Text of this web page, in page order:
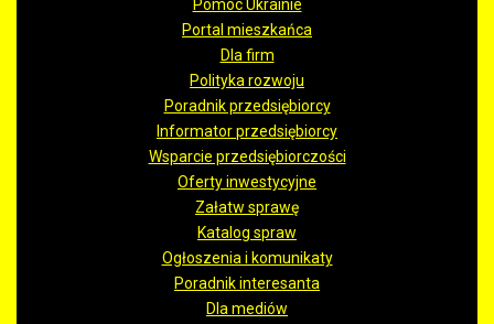
Pomoc Ukrainie
Portal mieszkańca
Dla firm
Polityka rozwoju
Poradnik przedsiębiorcy
Informator przedsiębiorcy
Wsparcie przedsiębiorczości
Oferty inwestycyjne
Załatw sprawę
Katalog spraw
Ogłoszenia i komunikaty
Poradnik interesanta
Dla mediów